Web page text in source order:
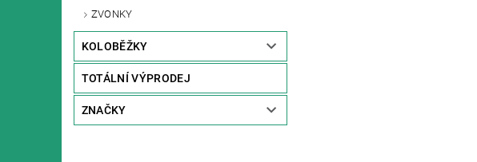
ZVONKY
KOLOBĚŽKY
TOTÁLNÍ VÝPRODEJ
ZNAČKY